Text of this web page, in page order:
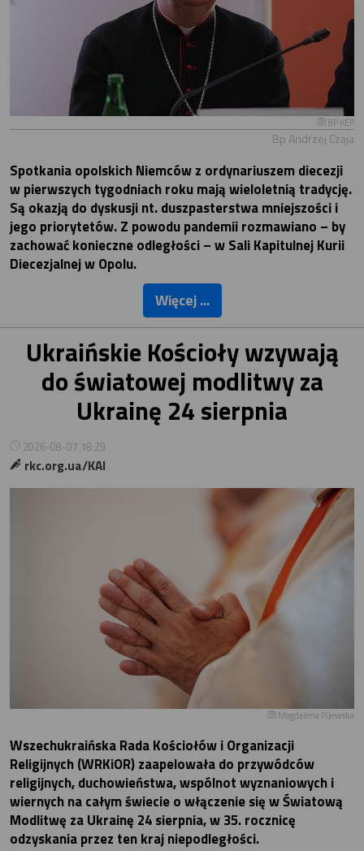
BP KEP
Bp Andrzej Czaja
Spotkania opolskich Niemców z ordynariuszem diecezji
w pierwszych tygodniach roku mają wieloletnią tradycję.
Są okazją do dyskusji nt. duszpasterstwa mniejszości i
jego priorytetów. Z powodu pandemii rozmawiano – by
zachować konieczne odległości – w Sali Kapitulnej Kurii
Diecezjalnej w Opolu.
Więcej ...
Ukraińskie Kościoły wzywają
do światowej modlitwy za
Ukrainę 24 sierpnia
2026-08-07 18:29
rkc.org.ua/KAI
Magdalena Pijewska
Wszechukraińska Rada Kościołów i Organizacji
Religijnych (WRKiOR) zaapelowała do przywódców
religijnych, duchowieństwa, wspólnot wyznaniowych i
wiernych na całym świecie o włączenie się w Światową
Modlitwę za Ukrainę 24 sierpnia, w 35. rocznicę
odzyskania przez ten kraj niepodległości.